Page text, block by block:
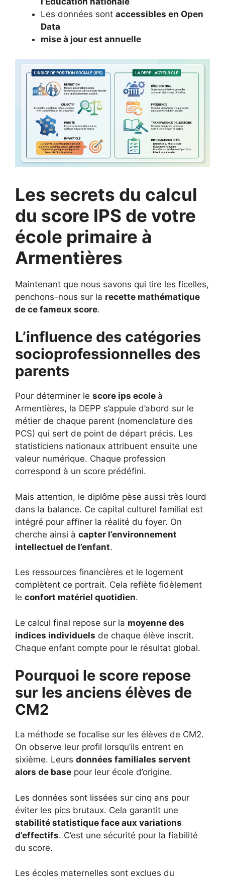
Les données sont accessibles en Open
Data
mise à jour est annuelle
Les secrets du calcul
du score IPS de votre
école primaire à
Armentières
Maintenant que nous savons qui tire les ficelles,
penchons-nous sur la recette mathématique
de ce fameux score.
L’influence des catégories
socioprofessionnelles des
parents
Pour déterminer le score ips ecole à
Armentières, la DEPP s’appuie d’abord sur le
métier de chaque parent (nomenclature des
PCS) qui sert de point de départ précis. Les
statisticiens nationaux attribuent ensuite une
valeur numérique. Chaque profession
correspond à un score prédéfini.
Mais attention, le diplôme pèse aussi très lourd
dans la balance. Ce capital culturel familial est
intégré pour affiner la réalité du foyer. On
cherche ainsi à capter l’environnement
intellectuel de l’enfant.
Les ressources financières et le logement
complètent ce portrait. Cela reflète fidèlement
le confort matériel quotidien.
Le calcul final repose sur la moyenne des
indices individuels de chaque élève inscrit.
Chaque enfant compte pour le résultat global.
Pourquoi le score repose
sur les anciens élèves de
CM2
La méthode se focalise sur les élèves de CM2.
On observe leur profil lorsqu’ils entrent en
sixième. Leurs données familiales servent
alors de base pour leur école d’origine.
Les données sont lissées sur cinq ans pour
éviter les pics brutaux. Cela garantit une
stabilité statistique face aux variations
d’effectifs. C’est une sécurité pour la fiabilité
du score.
Les écoles maternelles sont exclues du